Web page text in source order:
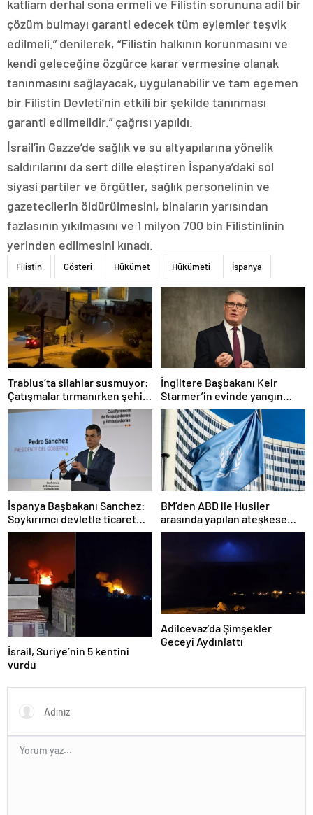
katliam derhal sona ermeli ve Filistin sorununa adil bir
çözüm bulmayı garanti edecek tüm eylemler teşvik
edilmeli.” denilerek, “Filistin halkının korunmasını ve
kendi geleceğine özgürce karar vermesine olanak
tanınmasını sağlayacak, uygulanabilir ve tam egemen
bir Filistin Devleti’nin etkili bir şekilde tanınması
garanti edilmelidir.” çağrısı yapıldı.
İsrail’in Gazze’de sağlık ve su altyapılarına yönelik
saldırılarını da sert dille eleştiren İspanya’daki sol
siyasi partiler ve örgütler, sağlık personelinin ve
gazetecilerin öldürülmesini, binaların yarısından
fazlasının yıkılmasını ve 1 milyon 700 bin Filistinlinin
yerinden edilmesini kınadı.
Filistin Gösteri Hükümet Hükümeti İspanya
Trablus’ta silahlar susmuyor:
Çatışmalar tırmanırken şehir
alarmda
İngiltere Başbakanı Keir
Starmer’in evinde yangın
çıktı
İspanya Başbakanı Sanchez:
Soykırımcı devletle ticaret
yapmayız
BM’den ABD ile Husiler
arasında yapılan ateşkese
ilişkin değerlendirme
İsrail, Suriye’nin 5 kentini
vurdu
Adilcevaz’da Şimşekler
Geceyi Aydınlattı